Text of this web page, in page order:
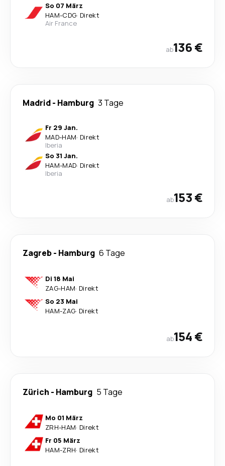
So 07 März
HAM-CDG· Direkt
Air France
ab136 €
Madrid- Hamburg 3 Tage
Fr 29 Jan.
MAD-HAM· Direkt
Iberia
So 31 Jan.
HAM-MAD· Direkt
Iberia
ab153 €
Zagreb- Hamburg 6 Tage
Di 18 Mai
ZAG-HAM· Direkt
So 23 Mai
HAM-ZAG· Direkt
ab154 €
Zürich - Hamburg 5 Tage
Mo 01 März
ZRH-HAM· Direkt
Fr 05 März
HAM-ZRH· Direkt